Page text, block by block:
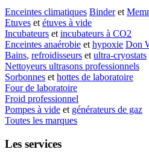
Enceintes climatiques Binderet
Etuves etétuves à vide
Incubateurs etincubateurs à CO2
Enceintes anaérobie ethypoxie Don
Bains, refroidisseurs etultra-cryostats
Nettoyeurs ultrasons professionnels
Sorbonnes ethottes de laboratoire
Four de laboratoire
Froid professionnel
Pompes à vide et générateurs de gaz
Toutes les marques
Les services